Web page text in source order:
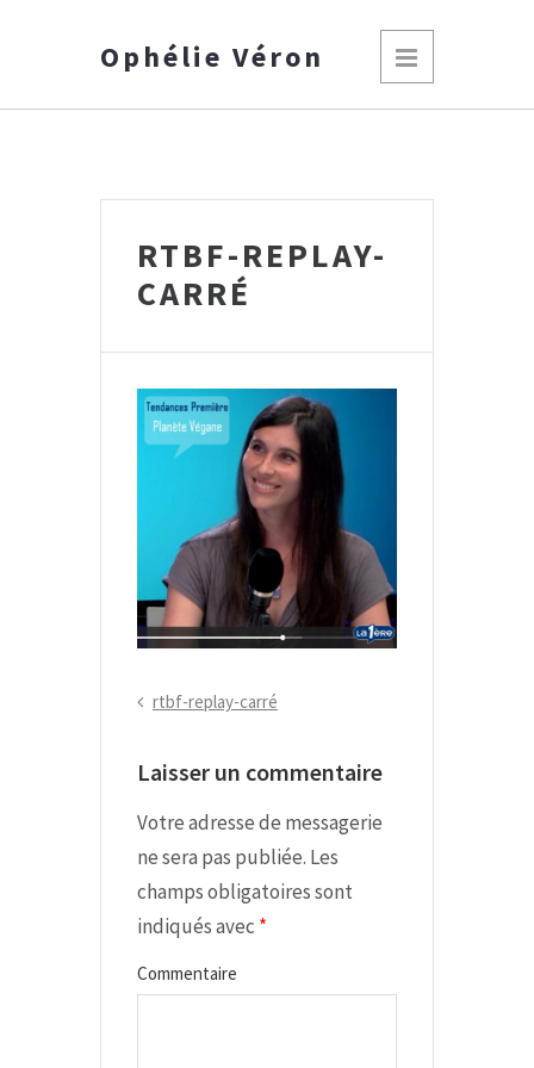
Ophélie Véron
RTBF-REPLAY-
CARRÉ
N
a
i
g
a
t
i
P
e
P
rtbf-replay-carré
Laisser un commentaire
Votre adresse de messagerie
ne sera pas publiée. Les
champs obligatoires sont
indiqués avec *
Commentaire